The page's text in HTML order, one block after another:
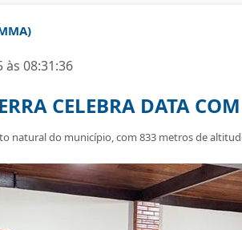
08:31:36
CELEBRA DATA
natural do município, com 833 metros de